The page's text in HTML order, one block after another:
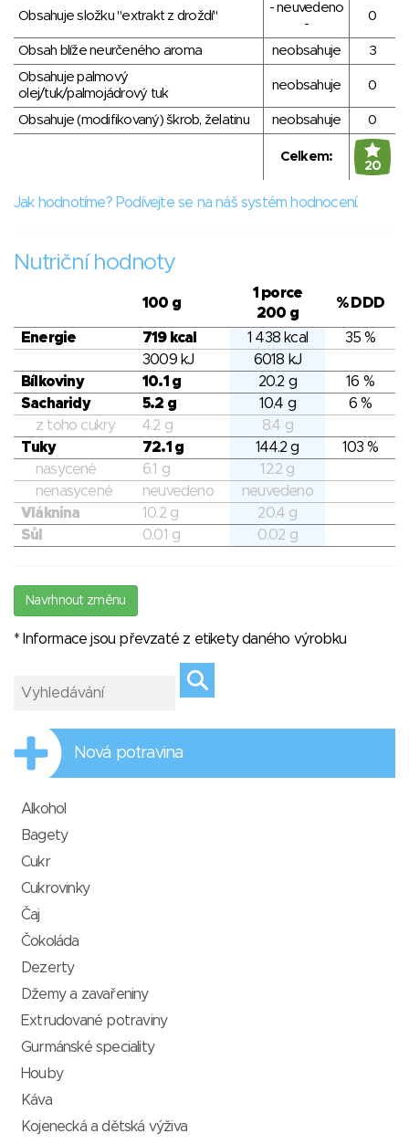
Obsahuje složku "extrakt z droždí"
- neuvedeno
-
0
Obsah blíže neurčeného aroma neobsahuje
3
Obsahuje palmový
olej/tuk/palmojádrový tuk
neobsahuje 0
Obsahuje (modifikovaný) škrob, želatinu neobsahuje 0
Celkem:
20
Jak hodnotíme? Podívejte se na náš systém hodnocení.
Nutriční hodnoty
100 g
1 porce
200 g
% DDD
Energie 719 kcal 1 438 kcal
35 %
3009 kJ
6018 kJ
Bílkoviny
10.1 g 20.2 g
16 %
Sacharidy
5.2 g 10.4 g
6 %
z toho cukry
4.2 g
8.4 g
Tuky
72.1 g 144.2 g
103 %
nasycené
6.1 g
12.2 g
nenasycené
neuvedeno
neuvedeno
Vláknina
10.2 g
20.4 g
Sůl
0.01 g 0.02 g
Navrhnout změnu
* Informace jsou převzaté z etikety daného výrobku
Nová potravina
Alkohol
Bagety
Cukr
Cukrovinky
Čaj
Čokoláda
Dezerty
Džemy a zavařeniny
Extrudované potraviny
Gurmánské speciality
Houby
Káva
Kojenecká a dětská výživa